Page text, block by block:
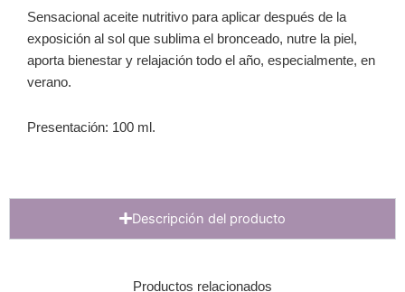
Sensacional aceite nutritivo para aplicar después de la
exposición al sol que sublima el bronceado, nutre la piel,
aporta bienestar y relajación todo el año, especialmente, en
verano.
Presentación: 100 ml.
Descripción del producto
Productos relacionados